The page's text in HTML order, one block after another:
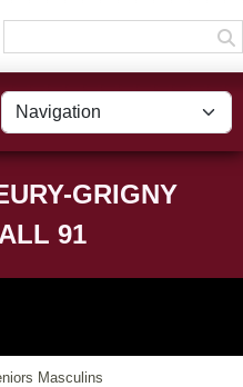
GRIGNY
91
Masculins